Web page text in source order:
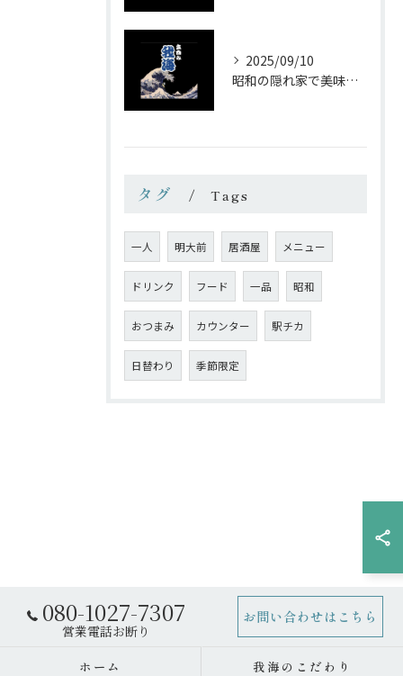
2025/09/10
昭和の隠れ家で美味しい一杯を
タグ Tags
一人 明大前 居酒屋 メニュー
ドリンク フード 一品 昭和
おつまみ カウンター 駅チカ
日替わり 季節限定
080-1027-7307 お問い合わせはこちら
ホーム 我海のこだわり